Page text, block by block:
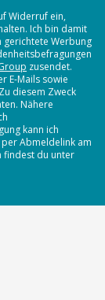
Widerruf ein,
Ich bin damit
gerichtete Werbung
zusendet.
E-Mails sowie
diesem Zweck
Nähere
kann ich
Abmeldelink am
findest du unter